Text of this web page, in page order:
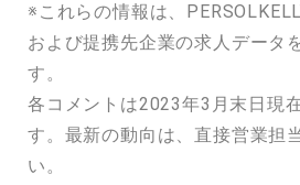
※これらの情報は、
および提携先企業の求人データ
す。
各コメントは2023年3月末日現
す。最新の動向は、直接営業担
い。